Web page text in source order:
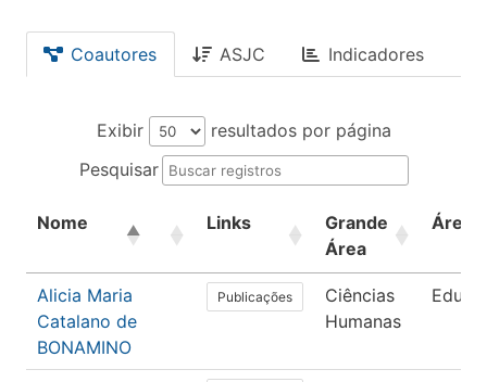
Coautores ASJC Indicadores
Exibir
resultados por página
Pesquisar
Nome Links
Grande
Área
Área
Alicia Maria
Catalano de
BONAMINO
Publicações
Ciências
Humanas